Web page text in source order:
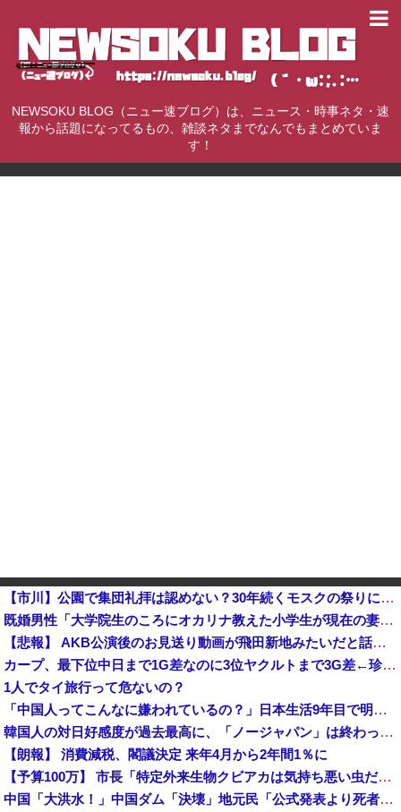
NEWSOKU BLOG（ニュー速ブログ）は、ニュース・時事ネタ・速
報から話題になってるもの、雑談ネタまでなんでもまとめていま
す！
【市川】公園で集団礼拝は認めない？30年続くモスクの祭りに異変 元参政党の市議とムスリムは「直接話そ
既婚男性「大学院生のころにオカリナ教えた小学生が現在の妻ですね」→ネット大荒れｗｗｗｗ
【悲報】 AKB公演後のお見送り動画が飛田新地みたいだと話題に・・・
カープ、最下位中日まで1G差なのに3位ヤクルトまで3G差←珍しい状況他
1人でタイ旅行って危ないの？
「中国人ってこんなに嫌われているの？」日本生活9年目で明かす本心！
韓国人の対日好感度が過去最高に、「ノージャパン」は終わった？＝ネット「中国より100倍いい」
【朗報】 消費減税、閣議決定 来年4月から2年間1％に
【予算100万】 市長「特定外来生物クビアカは気持ち悪い虫だしそんな需要ないと思う」1匹300円相当の報奨金→初日に42万取られ焦り
中国「大洪水！」中国ダム「決壊」地元民「公式発表より死者多い！」中国政府「住民拘束！（安否不明」中国当局「救助隊動画も削除」台風13号「三峡ダム接近中」→